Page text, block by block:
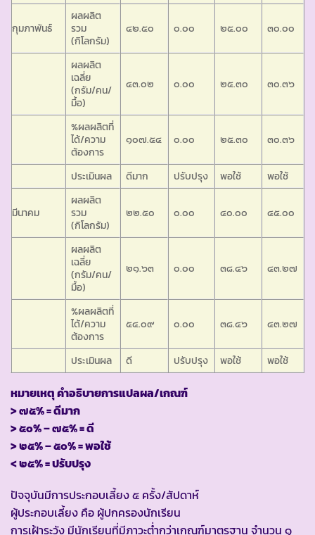
กุมภาพันธ์
ผลผลิต
รวม
(กิโลกรัม)
๔๒.๕๐ ๐.๐๐ ๒๕.๐๐ ๓๐.๐๐
ผลผลิต
เฉลี่ย
(กรัม/คน/
มื้อ)
๔๓.๐๒ ๐.๐๐ ๒๕.๓๐ ๓๐.๓๖
%ผลผลิตที่
ได้/ความ
ต้องการ
๑๐๗.๕๔ ๐.๐๐ ๒๕.๓๐ ๓๐.๓๖
ประเมินผล ดีมาก ปรับปรุง พอใช้ พอใช้
มีนาคม
ผลผลิต
รวม
(กิโลกรัม)
๒๒.๕๐ ๐.๐๐ ๔๐.๐๐ ๔๕.๐๐
ผลผลิต
เฉลี่ย
(กรัม/คน/
มื้อ)
๒๑.๖๓ ๐.๐๐ ๓๘.๔๖ ๔๓.๒๗
%ผลผลิตที่
ได้/ความ
ต้องการ
๕๔.๐๙ ๐.๐๐ ๓๘.๔๖ ๔๓.๒๗
ประเมินผล ดี ปรับปรุง พอใช้ พอใช้
หมายเหตุ คำอธิบายการแปลผล/เกณฑ์
> ๗๕% = ดีมาก
> ๕๐% – ๗๕% = ดี
> ๒๕% – ๕๐% = พอใช้
< ๒๕% = ปรับปรุง
ปัจจุบันมีการประกอบเลี้ยง ๕ ครั้ง/สัปดาห์
ผู้ประกอบเลี้ยง คือ ผู้ปกครองนักเรียน
การเฝ้าระวัง มีนักเรียนที่มีภาวะต่ำกว่าเกณฑ์มาตรฐาน จำนวน ๑